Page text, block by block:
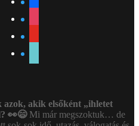
akik elsőként „ihletet
👀😄Mi már megszoktuk… de